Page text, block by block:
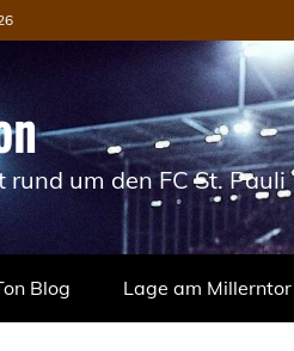
rund um den FC St. Pauli
Blog Lage am Millerntor